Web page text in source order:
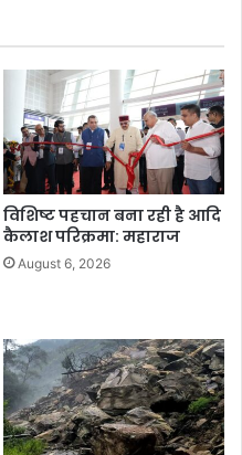
विशिष्ट पहचान बना रही है आदि
कैलाश परिक्रमा: महाराज
August 6, 2026